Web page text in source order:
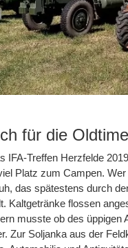
für die
IFA-Treffen Herzfelde
Platz zum Campen.
das spätestens durch
Kaltgetränke flossen
musste ob des üppigen
Zur Soljanka aus der